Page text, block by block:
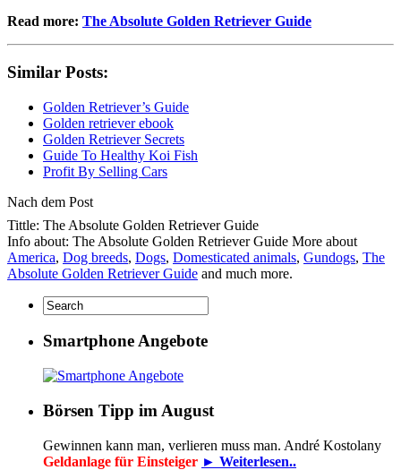
Read more: The Absolute Golden Retriever Guide
Similar Posts:
Golden Retriever’s Guide
Golden retriever ebook
Golden Retriever Secrets
Guide To Healthy Koi Fish
Profit By Selling Cars
Nach dem Post
Tittle: The Absolute Golden Retriever Guide
Info about: The Absolute Golden Retriever Guide More about
America, Dog breeds, Dogs, Domesticated animals, Gundogs, The
Absolute Golden Retriever Guide and much more.
Smartphone Angebote
Börsen Tipp im August
Gewinnen kann man, verlieren muss man. André Kostolany
Geldanlage für Einsteiger ► Weiterlesen..